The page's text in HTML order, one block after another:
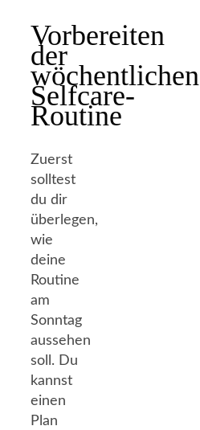
Vorbereiten
der
wöchentlichen
Selfcare-
Routine
Zuerst
solltest
du dir
überlegen,
wie
deine
Routine
am
Sonntag
aussehen
soll. Du
kannst
einen
Plan